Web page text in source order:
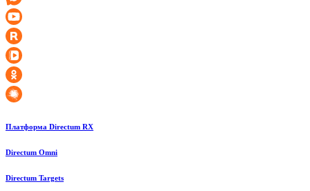
Платформа Directum RX
Directum Omni
Directum Targets